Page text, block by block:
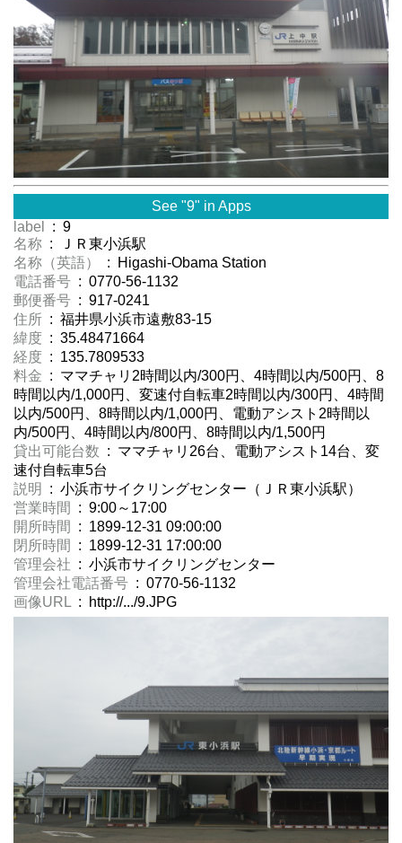
See "9" in Apps
label
: 9
名称 : ＪＲ東小浜駅
名称（英語）
: Higashi-Obama Station
電話番号 : 0770-56-1132
郵便番号 : 917-0241
住所 : 福井県小浜市遠敷83-15
緯度 : 35.48471664
経度 : 135.7809533
料金 : ママチャリ2時間以内/300円、4時間以内/500円、8
時間以内/1,000円、変速付自転車2時間以内/300円、4時間
以内/500円、8時間以内/1,000円、電動アシスト2時間以
内/500円、4時間以内/800円、8時間以内/1,500円
貸出可能台数 : ママチャリ26台、電動アシスト14台、変
速付自転車5台
説明
: 小浜市サイクリングセンター（ＪＲ東小浜駅）
営業時間
: 9:00～17:00
開所時間
: 1899-12-31 09:00:00
閉所時間
: 1899-12-31 17:00:00
管理会社 : 小浜市サイクリングセンター
管理会社電話番号 : 0770-56-1132
画像URL : http://.../9.JPG